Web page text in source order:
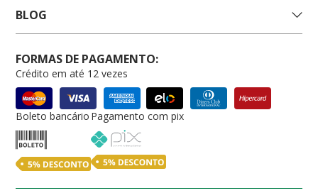
BLOG
FORMAS DE PAGAMENTO:
Crédito em até 12 vezes
Boleto bancário Pagamento com pix